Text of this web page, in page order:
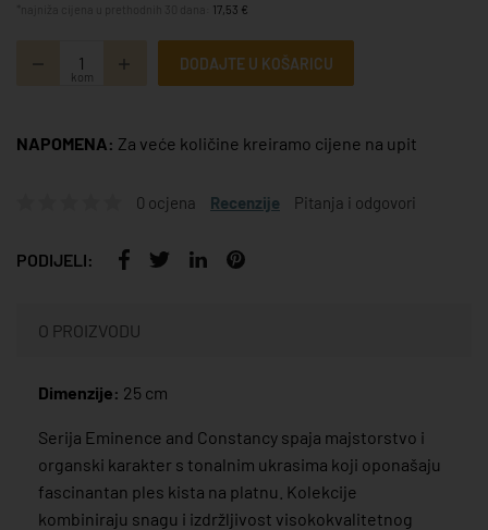
17,53 €
kom
DODAJTE U KOŠARICU
NAPOMENA: Za veće količine kreiramo cijene na upit
0 ocjena Recenzije Pitanja i odgovori
PODIJELI:
O PROIZVODU
Dimenzije: 25 cm
Serija Eminence and Constancy spaja majstorstvo i
organski karakter s tonalnim ukrasima koji oponašaju
fascinantan ples kista na platnu. Kolekcije
kombiniraju snagu i izdržljivost visokokvalitetnog